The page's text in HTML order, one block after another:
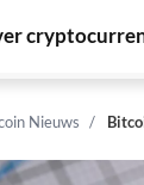
Nieuws